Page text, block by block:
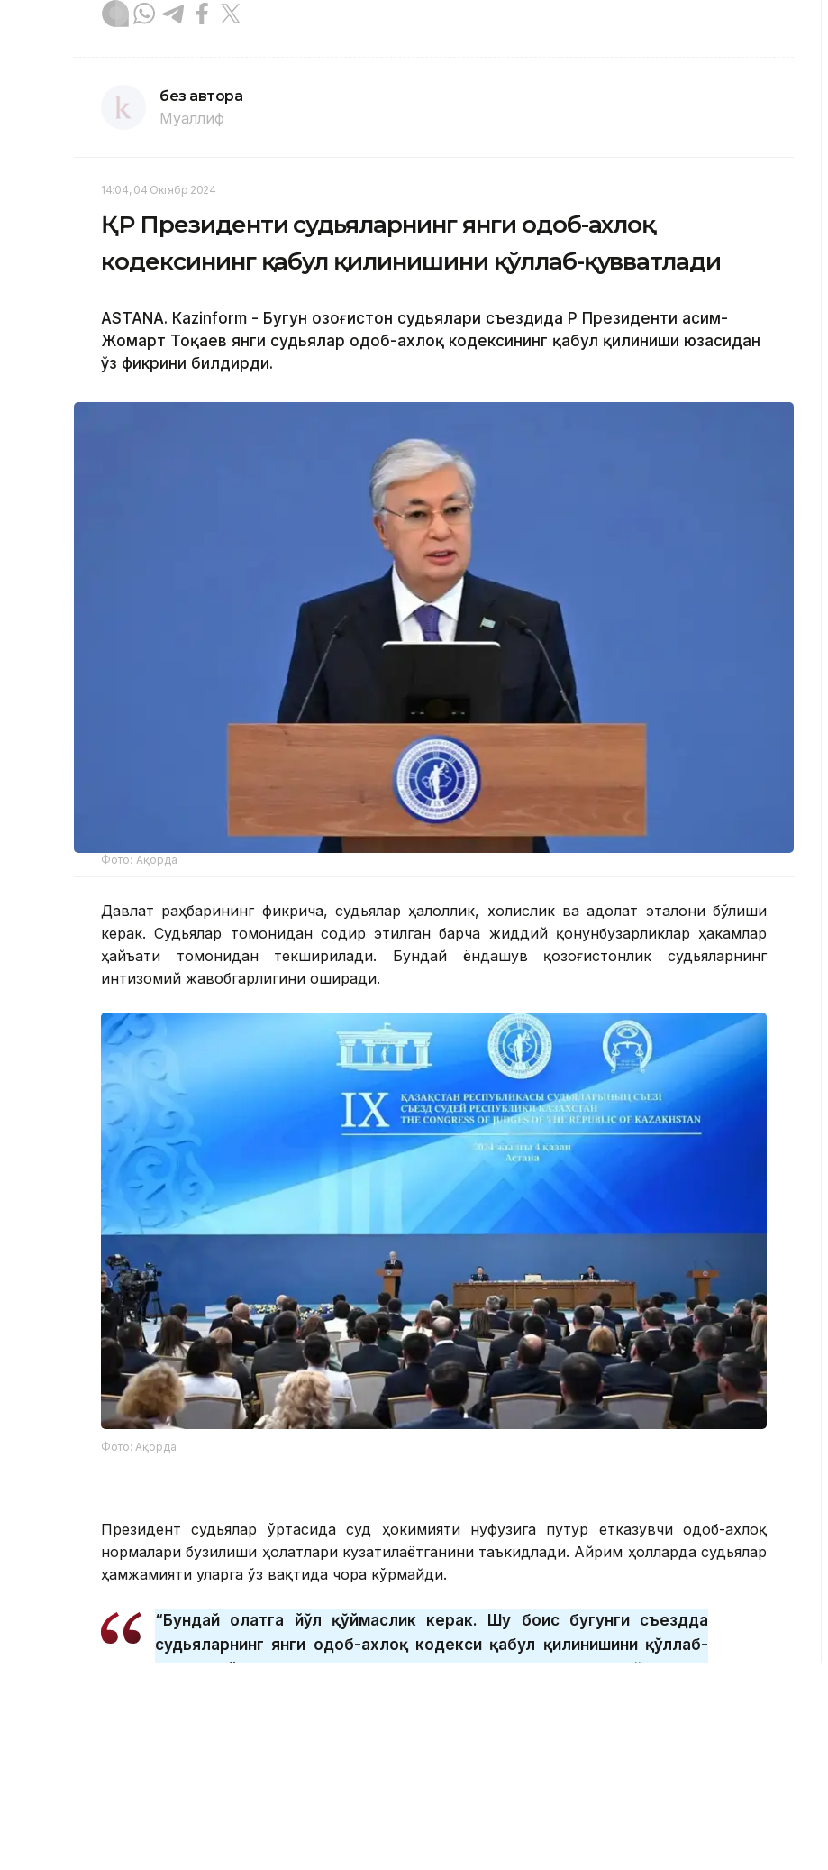
без автора
Муаллиф
14:04, 04 Октябр 2024
ҚР Президенти судьяларнинг янги одоб-ахлоқ
кодексининг қабул қилинишини қўллаб-қувватлади
ASTANА. Кazinform - Бугун Қозоғистон судьялари съездида ҚР Президенти Қасим-
Жомарт Тоқаев янги судьялар одоб-ахлоқ кодексининг қабул қилиниши юзасидан
ўз фикрини билдирди.
Фото: Ақорда
Давлат раҳбарининг фикрича, судьялар ҳалоллик, холислик ва адолат эталони бўлиши
керак. Судьялар томонидан содир этилган барча жиддий қонунбузарликлар ҳакамлар
ҳайъати томонидан текширилади. Бундай ёндашув қозоғистонлик судьяларнинг
интизомий жавобгарлигини оширади.
Фото: Ақорда
Президент судьялар ўртасида суд ҳокимияти нуфузига путур етказувчи одоб-ахлоқ
нормалари бузилиши ҳолатлари кузатилаётганини таъкидлади. Айрим ҳолларда судьялар
ҳамжамияти уларга ўз вақтида чора кўрмайди.
“Бундай ҳолатга йўл қўймаслик керак. Шу боис бугунги съездда
судьяларнинг янги одоб-ахлоқ кодекси қабул қилинишини қўллаб-
қувватлайман. Ишончим комилки, ушбу ҳужжат судьялар ўртасида